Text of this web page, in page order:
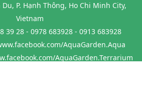
P. Hạnh Thông, Ho Chi Minh City,
Vietnam
39 28 - 0978 683928 - 0913 683928
AquaGarden.Aqua
AquaGarden.Terrarium